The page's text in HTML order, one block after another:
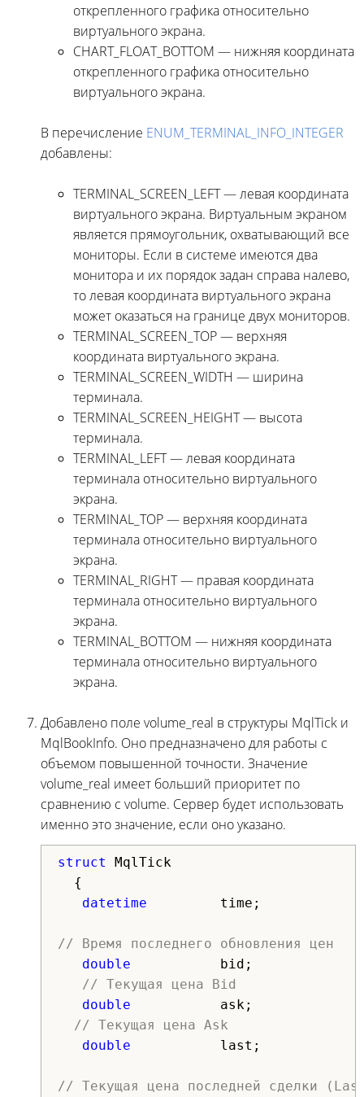
открепленного графика относительно
виртуального экрана.
CHART_FLOAT_BOTTOM — нижняя координата
открепленного графика относительно
виртуального экрана.
В перечисление ENUM_TERMINAL_INFO_INTEGER
добавлены:
TERMINAL_SCREEN_LEFT — левая координата
виртуального экрана. Виртуальным экраном
является прямоугольник, охватывающий все
мониторы. Если в системе имеются два
монитора и их порядок задан справа налево,
то левая координата виртуального экрана
может оказаться на границе двух мониторов.
TERMINAL_SCREEN_TOP — верхняя
координата виртуального экрана.
TERMINAL_SCREEN_WIDTH — ширина
терминала.
TERMINAL_SCREEN_HEIGHT — высота
терминала.
TERMINAL_LEFT — левая координата
терминала относительно виртуального
экрана.
TERMINAL_TOP — верхняя координата
терминала относительно виртуального
экрана.
TERMINAL_RIGHT — правая координата
терминала относительно виртуального
экрана.
TERMINAL_BOTTOM — нижняя координата
терминала относительно виртуального
экрана.
Добавлено поле volume_real в структуры MqlTick и
MqlBookInfo. Оно предназначено для работы с
объемом повышенной точности. Значение
volume_real имеет больший приоритет по
сравнению с volume. Сервер будет использовать
именно это значение, если оно указано.
struct MqlTick
{
datetime
time;
// Время последнего обновления цен
double bid;
// Текущая цена Bid
double ask;
// Текущая цена Ask
double last;
// Текущая цена последней сделки